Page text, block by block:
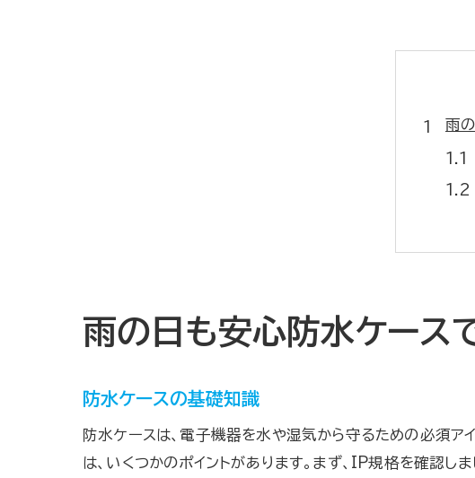
雨
進
雨の日も安心防水ケース
防水ケースの基礎知識
防水ケースは、電子機器を水や湿気から守るための必須ア
は、いくつかのポイントがあります。まず、IP規格を確認